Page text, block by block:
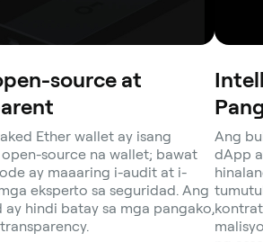
source at
Ether wallet ay isang
source na wallet; bawat
ay maaaring i-audit at i-
eksperto sa seguridad. Ang
ay hindi batay sa mga pangako,
Ang
dApp